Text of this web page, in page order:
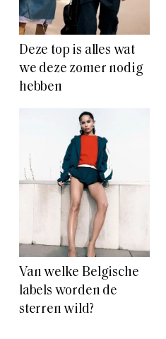
Deze top is alles wat
we deze zomer nodig
hebben
Van welke Belgische
labels worden de
sterren wild?